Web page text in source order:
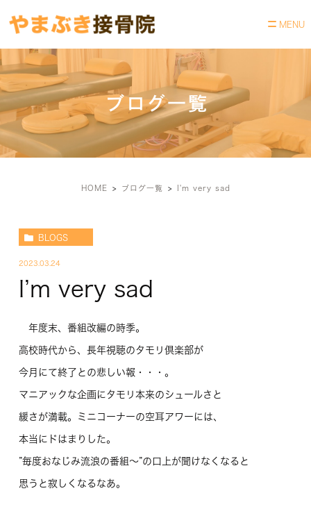
ブログ一覧
HOME ブログ一覧 I'm very sad
BLOGS
2023.03.24
I’m very sad
年度末、番組改編の時季。
高校時代から、長年視聴のタモリ倶楽部が
今月にて終了との悲しい報・・・。
マニアックな企画にタモリ本来のシュールさと
緩さが満載。ミニコーナーの空耳アワーには、
本当にドはまりした。
”毎度おなじみ流浪の番組～”の口上が聞けなくなると
思うと寂しくなるなあ。